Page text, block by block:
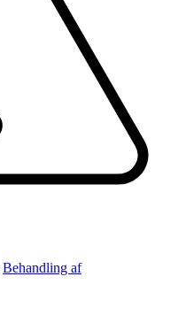
Behandling af